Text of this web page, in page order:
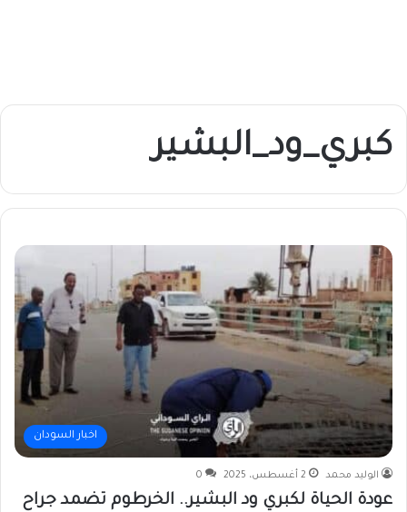
كبري_ود_البشير
اخبار السودان
الوليد محمد 2 أغسطس، 2025 0
عودة الحياة لكبري ود البشير.. الخرطوم تضمد جراح